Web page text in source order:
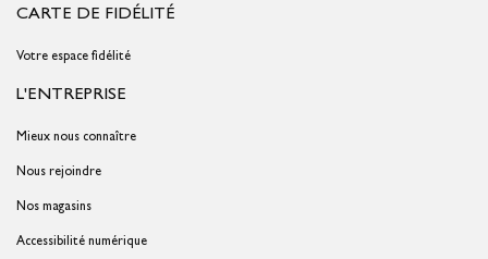
CARTE DE FIDÉLITÉ
Votre espace fidélité
L'ENTREPRISE
Mieux nous connaître
Nous rejoindre
Nos magasins
Accessibilité numérique